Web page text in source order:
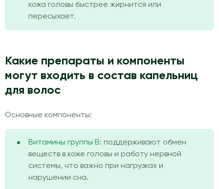
кожа головы быстрее жирнится или
пересыхает.
Какие препараты и компоненты
могут входить в состав капельниц
для волос
Основные компоненты:
Витамины группы B: поддерживают обмен
веществ в коже головы и работу нервной
системы, что важно при нагрузках и
нарушении сна.